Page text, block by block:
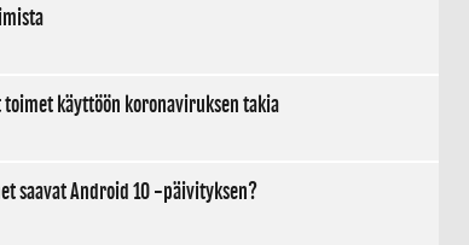
käyttöön koronaviruksen takia
saavat Android 10 -päivityksen?